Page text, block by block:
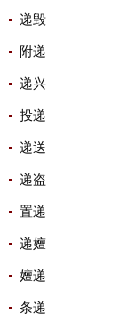
递毁
附递
递兴
投递
递送
递盗
置递
递嬗
嬗递
条递